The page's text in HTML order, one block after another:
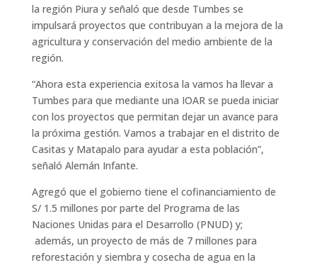
la región Piura y señaló que desde Tumbes se
impulsará proyectos que contribuyan a la mejora de la
agricultura y conservación del medio ambiente de la
región.
“Ahora esta experiencia exitosa la vamos ha llevar a
Tumbes para que mediante una IOAR se pueda iniciar
con los proyectos que permitan dejar un avance para
la próxima gestión. Vamos a trabajar en el distrito de
Casitas y Matapalo para ayudar a esta población”,
señaló Alemán Infante.
Agregó que el gobierno tiene el cofinanciamiento de
S/ 1.5 millones por parte del Programa de las
Naciones Unidas para el Desarrollo (PNUD) y;
además, un proyecto de más de 7 millones para
reforestación y siembra y cosecha de agua en la